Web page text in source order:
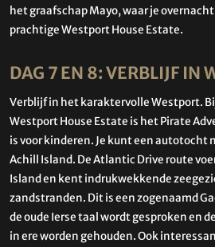
het graafschap Mayo, waar je
prachtige Westport House Estate.
DAG 7 EN 8: VERBLIJF IN
Verblijf in het karaktervolle Westport.
Westport House Estate is het Pirate
is voor kinderen. Je kunt een autotocht
Achill Island. De Atlantic Drive route
Island en kent indrukwekkende
zandstranden. Dit is een zogenaamd
de oude Ierse taal wordt gesproken en
in ere worden gehouden. Ook